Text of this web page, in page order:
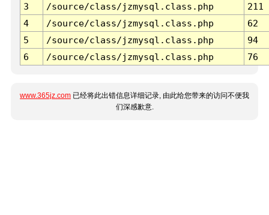
3 /source/class/jzmysql.class.php
211
4
/source/class/jzmysql.class.php
62
5
/source/class/jzmysql.class.php
94
6
/source/class/jzmysql.class.php 76
www.365jz.com 已经将此出错信息详细记录, 由此给您带来的访问不便我
们深感歉意.